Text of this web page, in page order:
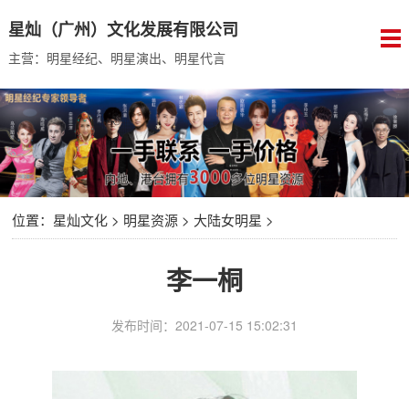
星灿（广州）文化发展有限公司
主营：明星经纪、明星演出、明星代言
位置： 星灿文化> 明星资源> 大陆女明星 >
李一桐
发布时间：2021-07-15 15:02:31